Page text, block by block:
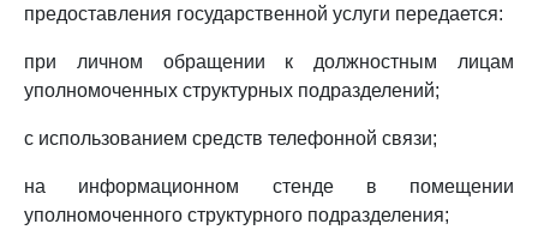
предоставления государственной услуги передается:
при личном обращении к должностным лицам
уполномоченных структурных подразделений;
с использованием средств телефонной связи;
на информационном стенде в помещении
уполномоченного структурного подразделения;